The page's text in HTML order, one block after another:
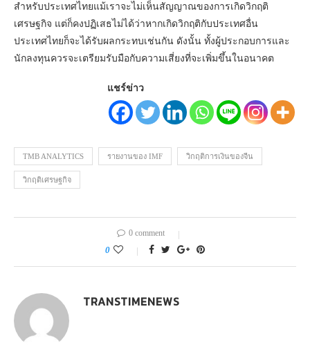
สำหรับประเทศไทยแม้เราจะไม่เห็นสัญญาณของการเกิดวิกฤติ
เศรษฐกิจ แต่ก็คงปฏิเสธไม่ได้ว่าหากเกิดวิกฤติกับประเทศอื่น
ประเทศไทยก็จะได้รับผลกระทบเช่นกัน ดังนั้น ทั้งผู้ประกอบการและ
นักลงทุนควรจะเตรียมรับมือกับความเสี่ยงที่จะเพิ่มขึ้นในอนาคต
แชร์ข่าว
TMB ANALYTICS รายงานของ IMF วิกฤติการเงินของจีน
วิกฤติเศรษฐกิจ
0 comment
0
TRANSTIMENEWS